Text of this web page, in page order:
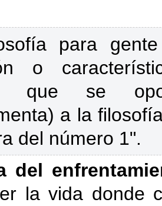
para
o
que se
a la
del número 1".
del
la vida donde